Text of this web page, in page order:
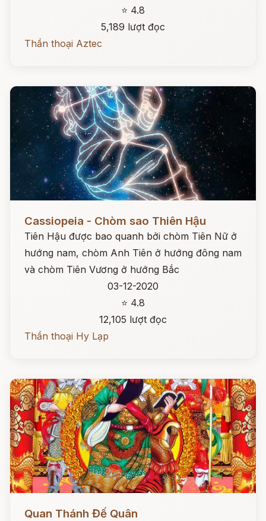
⭐ 4.8
5,189 lượt đọc
Thần thoại Aztec
Cassiopeia - Chòm sao Thiên Hậu
Tiên Hậu được bao quanh bởi chòm Tiên Nữ ở
hướng nam, chòm Anh Tiên ở hướng đông nam
và chòm Tiên Vương ở hướng Bắc
03-12-2020
⭐ 4.8
12,105 lượt đọc
Thần thoại Hy Lạp
Quan Thánh Đế Quân